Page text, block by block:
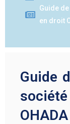
Guide
en droit
Guide
OHADA